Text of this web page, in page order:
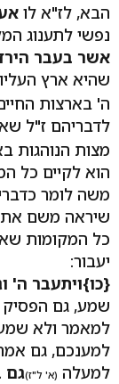
הבא, לז"א לו
נפשי לתענוג
אשר בעבר
שהיא ארץ
ה' בארצות
לדבריהם ז"ל
מצות הנוהגות
הוא לקיים כל
משה לומר
שיראה משם את
כל המקומות
יעבור:
{כו}ויתעבר ה'
שמע, גם
למאמר ולא
למענכם, גם
למעלה (א' ל"ז)גם